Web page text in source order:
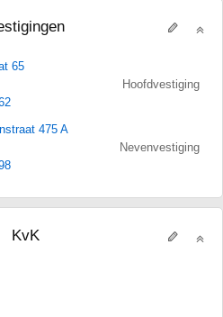
65
Hoofdvestiging
475 A
Nevenvestiging
KvK